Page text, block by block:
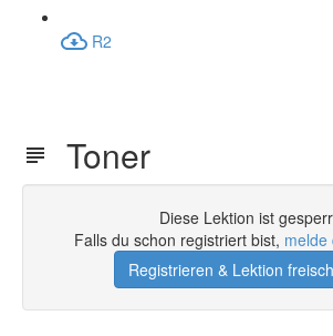
R2
Toner
Diese Lektion ist
Falls du schon registriert bist, melde
Registrieren & Lektion